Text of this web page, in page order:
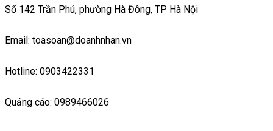
Số 142 Trần Phú, phường Hà Đông, TP Hà Nội
Email: toasoan@doanhnhan.vn
Hotline: 0903422331
Quảng cáo: 0989466026